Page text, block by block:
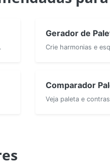
Gerador de
Crie harmonias e
Comparador
Veja paleta e